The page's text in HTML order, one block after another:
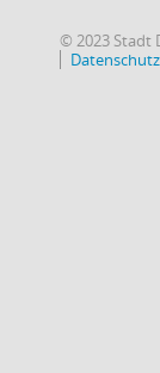
© 2023 Stadt
Datenschutz